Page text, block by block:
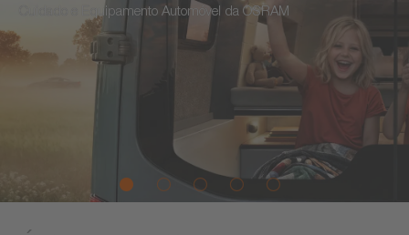
Cuidado e Equipamento Automóvel da OSRAM